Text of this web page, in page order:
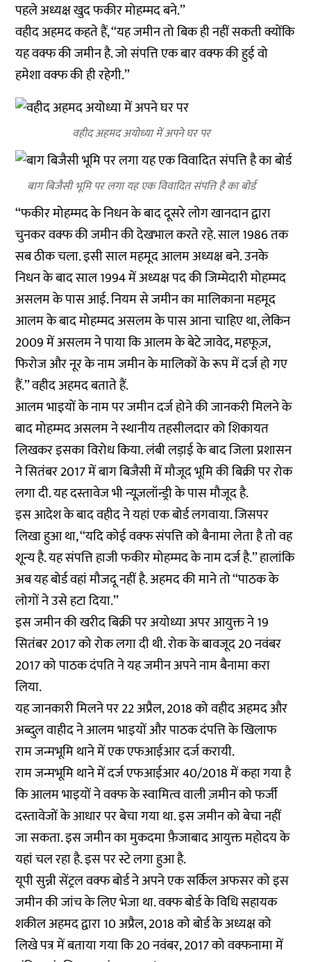
पहले अध्यक्ष खुद फकीर मोहम्मद बने.’’
वहीद अहमद कहते हैं, ‘‘यह जमीन तो बिक ही नहीं सकती क्योंकि
यह वक्फ की जमीन है. जो संपत्ति एक बार वक्फ की हुई वो
हमेशा वक्फ की ही रहेगी.’’
वहीद अहमद अयोध्या में अपने घर पर
बाग बिजैसी भूमि पर लगा यह एक विवादित संपत्ति है का बोर्ड
‘‘फकीर मोहम्मद के निधन के बाद दूसरे लोग खानदान द्वारा
चुनकर वक्फ की जमीन की देखभाल करते रहे. साल 1986 तक
सब ठीक चला. इसी साल महमूद आलम अध्यक्ष बने. उनके
निधन के बाद साल 1994 में अध्यक्ष पद की जिम्मेदारी मोहम्मद
असलम के पास आई. नियम से जमीन का मालिकाना महमूद
आलम के बाद मोहम्मद असलम के पास आना चाहिए था, लेकिन
2009 में असलम ने पाया कि आलम के बेटे जावेद, महफूज़,
फिरोज और नूर के नाम जमीन के मालिकों के रूप में दर्ज हो गए
हैं.’’ वहीद अहमद बताते हैं.
आलम भाइयों के नाम पर जमीन दर्ज होने की जानकरी मिलने के
बाद मोहम्मद असलम ने स्थानीय तहसीलदार को शिकायत
लिखकर इसका विरोध किया. लंबी लड़ाई के बाद जिला प्रशासन
ने सितंबर 2017 में बाग बिजैसी में मौजूद भूमि की बिक्री पर रोक
लगा दी. यह दस्तावेज भी न्यूज़लॉन्ड्री के पास मौजूद है.
इस आदेश के बाद वहीद ने यहां एक बोर्ड लगवाया. जिसपर
लिखा हुआ था, ‘‘यदि कोई वक्फ संपत्ति को बैनामा लेता है तो वह
शून्य है. यह संपत्ति हाजी फकीर मोहम्मद के नाम दर्ज है.’’ हालांकि
अब यह बोर्ड वहां मौजदू नहीं है. अहमद की माने तो ‘‘पाठक के
लोगों ने उसे हटा दिया.’’
इस जमीन की खरीद बिक्री पर अयोध्या अपर आयुक्त ने 19
सितंबर 2017 को रोक लगा दी थी. रोक के बावजूद 20 नवंबर
2017 को पाठक दंपति ने यह जमीन अपने नाम बैनामा करा
लिया.
यह जानकारी मिलने पर 22 अप्रैल, 2018 को वहीद अहमद और
अब्दुल वाहीद ने आलम भाइयों और पाठक दंपत्ति के खिलाफ
राम जन्मभूमि थाने में एक एफआईआर दर्ज करायी.
राम जन्मभूमि थाने में दर्ज एफआईआर 40/2018 में कहा गया है
कि आलम भाइयों ने वक्फ के स्वामित्व वाली ज़मीन को फर्जी
दस्तावेजों के आधार पर बेचा गया था. इस जमीन को बेचा नहीं
जा सकता. इस जमीन का मुकदमा फ़ैजाबाद आयुक्त महोदय के
यहां चल रहा है. इस पर स्टे लगा हुआ है.
यूपी सुन्नी सेंट्रल वक्फ बोर्ड ने अपने एक सर्किल अफसर को इस
जमीन की जांच के लिए भेजा था. वक्फ बोर्ड के विधि सहायक
शकील अहमद द्वारा 10 अप्रैल, 2018 को बोर्ड के अध्यक्ष को
लिखे पत्र में बताया गया कि 20 नवंबर, 2017 को वक्फनामा में